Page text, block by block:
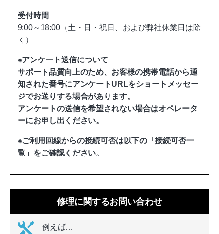
受付時間
9:00～18:00（土・日・祝日、および弊社休業日は除
く）
※アンケート送信について
サポート品質向上のため、お客様の携帯電話から通
知された番号にアンケートURLをショートメッセー
ジでお送りする場合があります。
アンケートの送信を希望されない場合はオペレータ
ーにお申し出ください。
※ご利用回線からの接続可否は以下の「接続可否一
覧」をご確認ください。
修理に関するお問い合わせ
例えば…